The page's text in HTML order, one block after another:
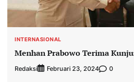
INTERNASIONAL
Menhan Prabowo Terima
Redaksi Februari 23, 2024 0